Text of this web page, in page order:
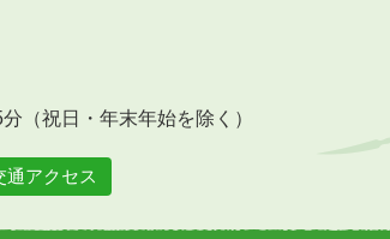
（祝日・年末年始を除く）
通アクセス